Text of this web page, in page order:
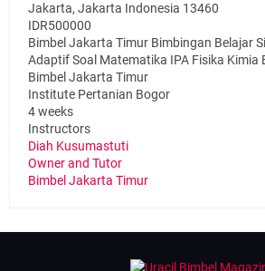
Jakarta, Jakarta Indonesia 13460
IDR500000
Bimbel Jakarta Timur Bimbingan Belajar
Adaptif Soal Matematika IPA Fisika Kimia
Bimbel Jakarta Timur
Institute Pertanian Bogor
4 weeks
Instructors
Diah Kusumastuti
Owner and Tutor
Bimbel Jakarta Timur